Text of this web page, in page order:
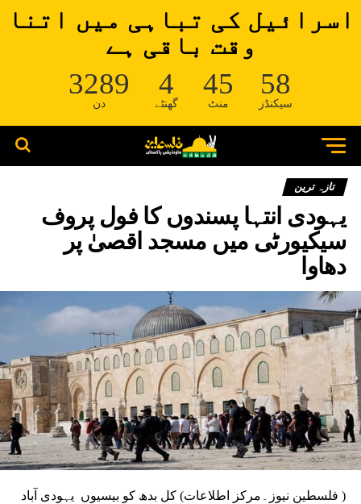
اسرائیل کی تباہی میں اتنا
وقت باقی ہے
3289
دن
4
گھنٹے
45
منٹ
58
سیکنڈز
تازہ ترین
یہودی انتہا پسندوں کا فول پروف
سیکیورٹی میں مسجد اقصیٰ پر
دھاوا
( فلسطین نیوز۔مرکز اطلاعات) کل بدھ کو بیسیوں یہودی آباد